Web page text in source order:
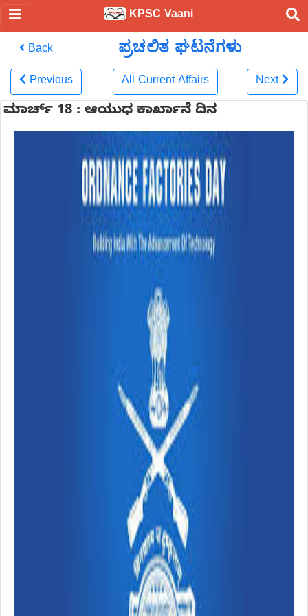
KPSC Vaani
Back ಪ್ರಚಲಿತ ಘಟನೆಗಳು
Previous All Current Affairs Next
ಮಾರ್ಚ್ 18 : ಆಯುಧ ಕಾರ್ಖಾನೆ ದಿನ